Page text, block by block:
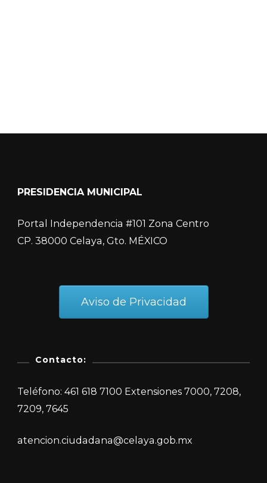
PRESIDENCIA MUNICIPAL
Portal Independencia #101 Zona Centro
CP. 38000 Celaya, Gto. MÉXICO
Aviso de Privacidad
Contacto:
Teléfono: 461 618 7100 Extensiones 7000, 7208,
7209, 7645
atencion.ciudadana@celaya.gob.mx